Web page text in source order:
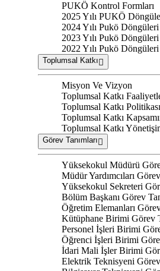
PUKÖ Kontrol Formları
2025 Yılı PUKÖ
2024 Yılı Pukö Döngüleri
2023 Yılı Pukö Döngüleri
2022 Yılı Pukö Döngüleri
Toplumsal Katkı
Misyon Ve Vizyon
Toplumsal Katkı
Toplumsal Katkı Politikası
Toplumsal Katkı
Toplumsal Katkı
Görev Tanımları
Yüksekokul Müdürü
Müdür Yardımcıları Görev
Yüksekokul Sekreteri
Bölüm Başkanı Görev
Öğretim Elemanları Görev
Kütüphane Birimi Görev
Personel İşleri Birimi
Öğrenci İşleri Birimi
İdari Mali İşler Birimi
Elektrik Teknisyeni Görev